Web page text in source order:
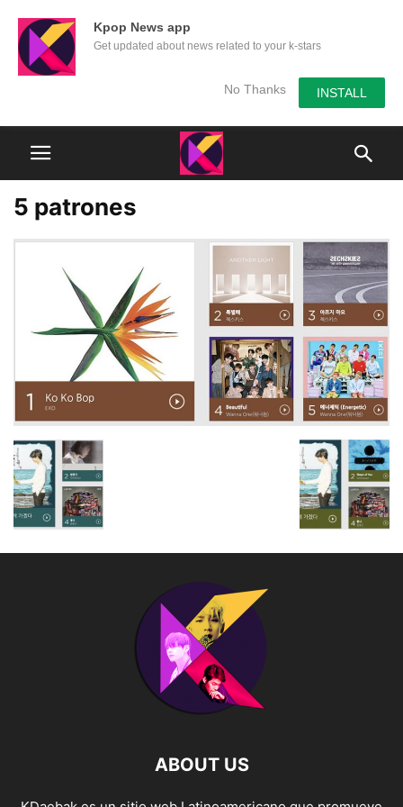
Kpop News app
Get updated about news related to your k-stars
No Thanks INSTALL
5 patrones
ABOUT US